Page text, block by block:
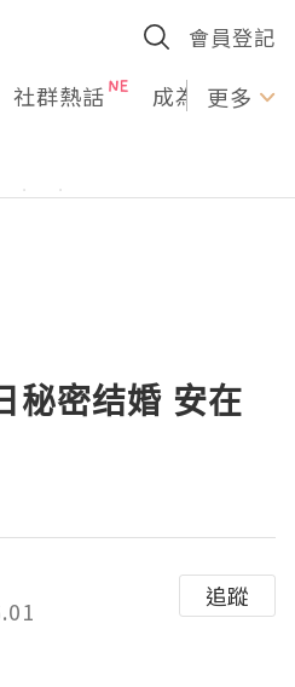
會員登記
社群熱話 成為U更多
秘密结婚 安在
追蹤